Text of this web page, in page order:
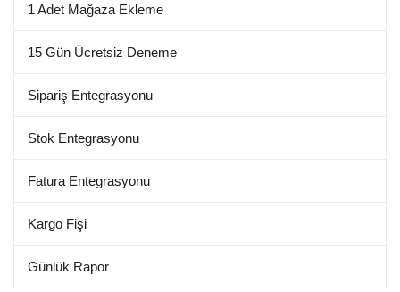
1 Adet Mağaza Ekleme
15 Gün Ücretsiz Deneme
Sipariş Entegrasyonu
Stok Entegrasyonu
Fatura Entegrasyonu
Kargo Fişi
Günlük Rapor